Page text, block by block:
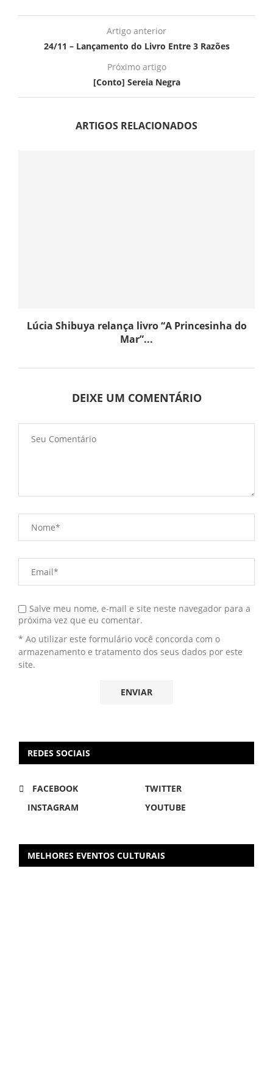
Artigo anterior
24/11 – Lançamento do Livro Entre 3 Razões
Próximo artigo
[Conto] Sereia Negra
ARTIGOS RELACIONADOS
Lúcia Shibuya relança livro “A Princesinha do
Mar”...
DEIXE UM COMENTÁRIO
Salve meu nome, e-mail e site neste navegador para a
próxima vez que eu comentar.
* Ao utilizar este formulário você concorda com o
armazenamento e tratamento dos seus dados por este
site.
REDES SOCIAIS
FACEBOOK
TWITTER
INSTAGRAM
YOUTUBE
MELHORES EVENTOS CULTURAIS